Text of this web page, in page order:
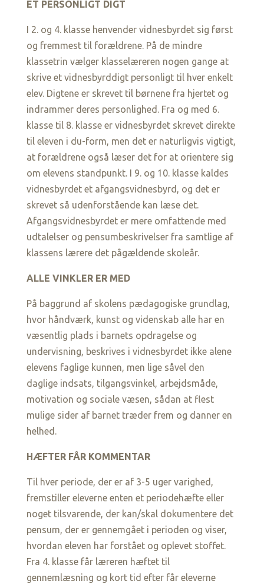
ET PERSONLIGT DIGT
I 2. og 4. klasse henvender vidnesbyrdet sig først
og fremmest til forældrene. På de mindre
klassetrin vælger klasselæreren nogen gange at
skrive et vidnesbyrddigt personligt til hver enkelt
elev. Digtene er skrevet til børnene fra hjertet og
indrammer deres personlighed. Fra og med 6.
klasse til 8. klasse er vidnesbyrdet skrevet direkte
til eleven i du-form, men det er naturligvis vigtigt,
at forældrene også læser det for at orientere sig
om elevens standpunkt. I 9. og 10. klasse kaldes
vidnesbyrdet et afgangsvidnesbyrd, og det er
skrevet så udenforstående kan læse det.
Afgangsvidnesbyrdet er mere omfattende med
udtalelser og pensumbeskrivelser fra samtlige af
klassens lærere det pågældende skoleår.
ALLE VINKLER ER MED
På baggrund af skolens pædagogiske grundlag,
hvor håndværk, kunst og videnskab alle har en
væsentlig plads i barnets opdragelse og
undervisning, beskrives i vidnesbyrdet ikke alene
elevens faglige kunnen, men lige såvel den
daglige indsats, tilgangsvinkel, arbejdsmåde,
motivation og sociale væsen, sådan at flest
mulige sider af barnet træder frem og danner en
helhed.
HÆFTER FÅR KOMMENTAR
Til hver periode, der er af 3-5 uger varighed,
fremstiller eleverne enten et periodehæfte eller
noget tilsvarende, der kan/skal dokumentere det
pensum, der er gennemgået i perioden og viser,
hvordan eleven har forstået og oplevet stoffet.
Fra 4. klasse får læreren hæftet til
gennemlæsning og kort tid efter får eleverne